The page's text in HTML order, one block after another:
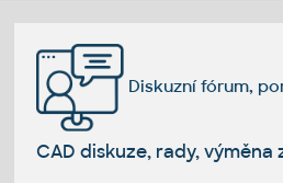
Diskuzní fórum,
CAD diskuze, rady, výměna